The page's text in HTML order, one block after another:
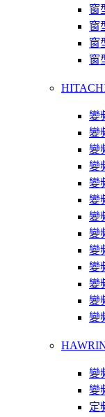
窗
窗
窗
窗
變
變
變
變
變
變
變
變
變
變
變
變
變
變
變
定